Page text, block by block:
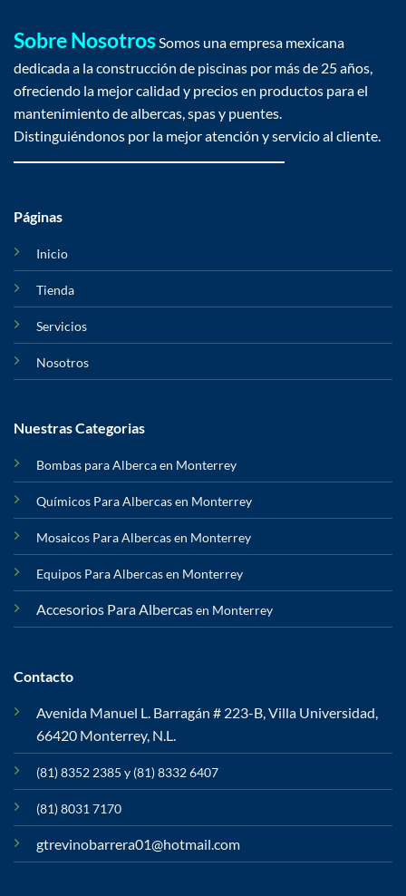
Sobre NosotrosSomos una empresa mexicana
dedicada a la construcción de piscinas por más de 25 años,
ofreciendo la mejor calidad y precios en productos para el
mantenimiento de albercas, spas y puentes.
Distinguiéndonos por la mejor atención y servicio al cliente.
Páginas
Inicio
Tienda
Servicios
Nosotros
Nuestras Categorias
Bombas para Alberca en Monterrey
Químicos Para Albercas en Monterrey
Mosaicos Para Albercas en Monterrey
Equipos Para Albercas en Monterrey
Accesorios Para Albercasen Monterrey
Contacto
Avenida Manuel L. Barragán # 223-B, Villa Universidad,
66420 Monterrey, N.L.
(81) 8352 2385 y (81) 8332 6407
(81) 8031 7170
gtrevinobarrera01@hotmail.com